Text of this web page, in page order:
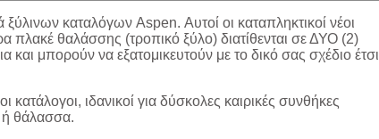
ξύλινων καταλόγων Aspen. Αυτοί οι καταπληκτικοί νέοι
πλακέ θαλάσσης (τροπικό ξύλο) διατίθενται σε ΔΥΟ (2)
και μπορούν να εξατομικευτούν με το δικό σας σχέδιο έτσι
κατάλογοι, ιδανικοί για δύσκολες καιρικές συνθήκες
θάλασσα.